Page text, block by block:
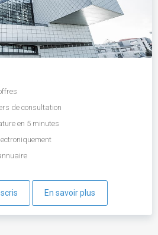
de consultation
en 5 minutes
En savoir plus